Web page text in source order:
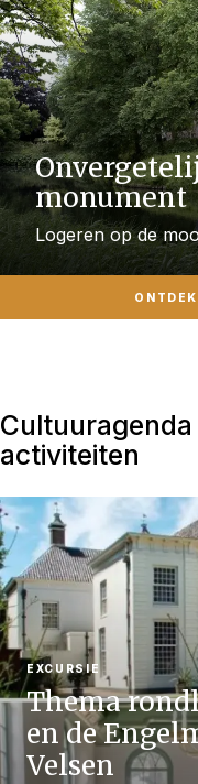
monument
Logeren op de
activiteiten
EXCURSIE
Thema
en de
Velsen